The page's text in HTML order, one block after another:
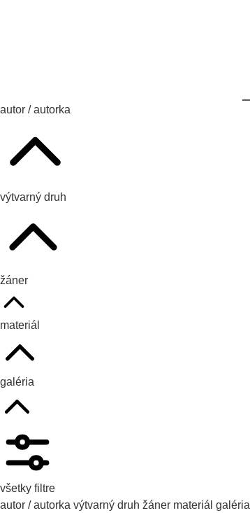
autor / autorka
výtvarný druh
žáner
materiál
galéria
všetky filtre
autor / autorka výtvarný druh žáner materiál galéria